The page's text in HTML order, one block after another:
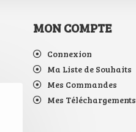
MON COMPTE
Connexion
Ma Liste de Souhaits
Mes Commandes
Mes Téléchargements